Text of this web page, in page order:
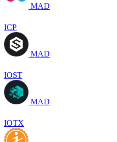
MAD
ICP
MAD
IOST
MAD
IOTX